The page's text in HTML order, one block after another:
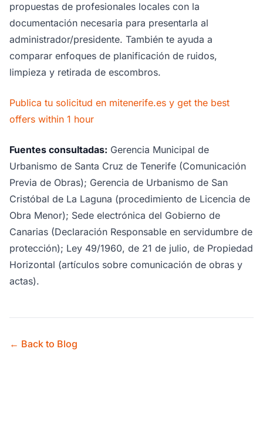
propuestas de profesionales locales con la
documentación necesaria para presentarla al
administrador/presidente. También te ayuda a
comparar enfoques de planificación de ruidos,
limpieza y retirada de escombros.
Publica tu solicitud en mitenerife.es y get the best
offers within 1 hour
Fuentes consultadas: Gerencia Municipal de
Urbanismo de Santa Cruz de Tenerife (Comunicación
Previa de Obras); Gerencia de Urbanismo de San
Cristóbal de La Laguna (procedimiento de Licencia de
Obra Menor); Sede electrónica del Gobierno de
Canarias (Declaración Responsable en servidumbre de
protección); Ley 49/1960, de 21 de julio, de Propiedad
Horizontal (artículos sobre comunicación de obras y
actas).
← Back to Blog